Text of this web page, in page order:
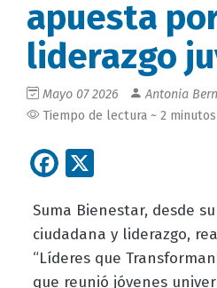
apuesta
liderazgo
Mayo 07 2026
Antonia
Tiempo de lectura ~ 2 minutos
Facebook
Suma Bienestar, desde
ciudadana y liderazgo,
“Líderes que
que reunió jóvenes